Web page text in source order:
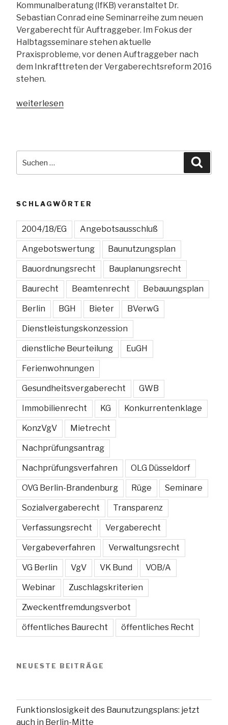
Kommunalberatung (IfKB) veranstaltet Dr.
Sebastian Conrad eine Seminarreihe zum neuen
Vergaberecht für Auftraggeber. Im Fokus der
Halbtagsseminare stehen aktuelle
Praxisprobleme, vor denen Auftraggeber nach
dem Inkrafttreten der Vergaberechtsreform 2016
stehen.
„Seminarreihe
für
Auftraggeber“
weiterlesen
nach:
SCHLAGWÖRTER
2004/18/EG Angebotsausschluß
Angebotswertung Baunutzungsplan
Bauordnungsrecht Bauplanungsrecht
Baurecht Beamtenrecht Bebauungsplan
Berlin BGH Bieter BVerwG
Dienstleistungskonzession
dienstliche Beurteilung EuGH
Ferienwohnungen
Gesundheitsvergaberecht GWB
Immobilienrecht KG Konkurrentenklage
KonzVgV Mietrecht
Nachprüfungsantrag
Nachprüfungsverfahren OLG Düsseldorf
OVG Berlin-Brandenburg Rüge Seminare
Sozialvergaberecht Transparenz
Verfassungsrecht Vergaberecht
Vergabeverfahren Verwaltungsrecht
VG Berlin VgV VK Bund VOB/A
Webinar Zuschlagskriterien
Zweckentfremdungsverbot
öffentliches Baurecht öffentliches Recht
NEUESTE BEITRÄGE
Funktionslosigkeit des Baunutzungsplans: jetzt
auch in Berlin-Mitte